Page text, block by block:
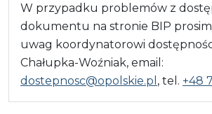
W przypadku problemów z
dokumentu na stronie BIP
uwag koordynatorowi
Chałupka-Woźniak, email:
dostepnosc@opolskie.pl , tel. +48